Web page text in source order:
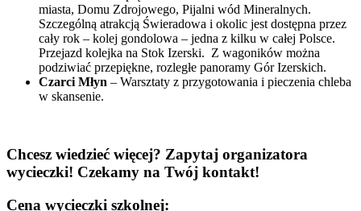
miasta, Domu Zdrojowego, Pijalni wód Mineralnych.
Szczególną atrakcją Świeradowa i okolic jest dostępna przez
cały rok – kolej gondolowa – jedna z kilku w całej Polsce.
Przejazd kolejka na Stok Izerski. Z wagoników można
podziwiać przepiękne, rozległe panoramy Gór Izerskich.
Czarci Młyn – Warsztaty z przygotowania i pieczenia chleba
w skansenie.
Chcesz wiedzieć więcej? Zapytaj organizatora
wycieczki! Czekamy na Twój kontakt!
Cena wycieczki szkolnej: